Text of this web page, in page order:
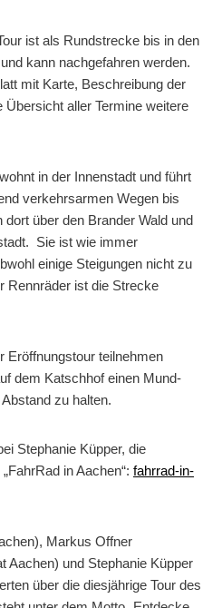
ist als Rundstrecke bis in den
kann nachgefahren werden.
mit Karte, Beschreibung der
Übersicht aller Termine weitere
in der Innenstadt und führt
verkehrsarmen Wegen bis
über den Brander Wald und
Sie ist wie immer
einige Steigungen nicht zu
Rennräder ist die Strecke
Eröffnungstour teilnehmen
dem Katschhof einen Mund-
zu halten.
Stephanie Küpper, die
in Aachen“: fahrrad-in-
Markus Offner
Aachen) und Stephanie Küpper
über die diesjährige Tour des